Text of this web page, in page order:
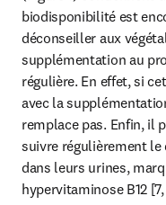
biodisponibilité est
déconseiller aux
supplémentation au
régulière. En effet, si
avec la
remplace pas. Enfin, il
suivre régulièrement le
dans leurs urines,
hypervitaminose B12